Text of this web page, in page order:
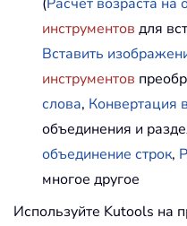
инструментов для
Вставить
инструментов
слова, Конвертация
объединения и
объединение строк,
многое другое
Используйте Kutools на